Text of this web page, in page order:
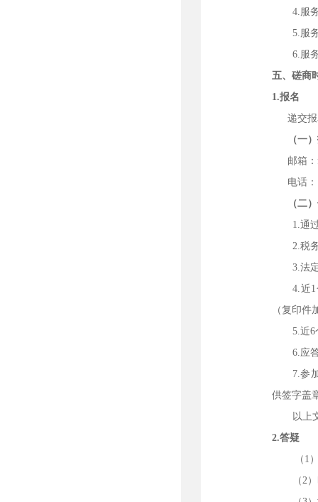
4.服
5.服
6.服
五、磋商
1.报名
递交
（一
邮箱：
电话：
（二
1.通
2.税
3.法
4.近1
（复印件
5.近6
6.应
7.参
供签字盖
以上
2.答疑
（ 1
（2